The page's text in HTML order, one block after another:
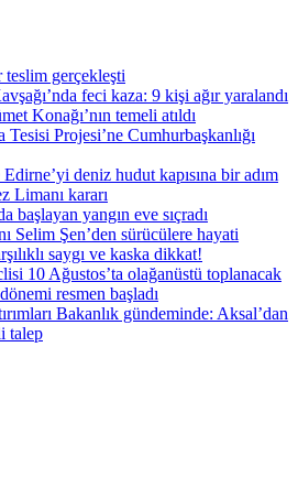
teslim gerçekleşti
feci kaza: 9 kişi ağır yaralandı
Konağı’nın temeli atıldı
Projesi’ne Cumhurbaşkanlığı
deniz hudut kapısına bir adım
Limanı kararı
başlayan yangın eve sıçradı
Selim Şen’den sürücülere hayati
saygı ve kaska dikkat!
10 Ağustos’ta olağanüstü toplanacak
resmen başladı
Bakanlık gündeminde: Aksal’dan
talep